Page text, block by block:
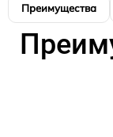
Преимущества